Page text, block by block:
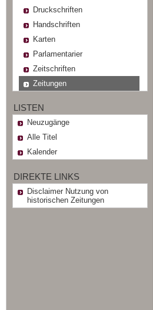
Druckschriften
Handschriften
Karten
Parlamentarier
Zeitschriften
Zeitungen
LISTEN
Neuzugänge
Alle Titel
Kalender
DIREKTE LINKS
Disclaimer Nutzung von
historischen Zeitungen